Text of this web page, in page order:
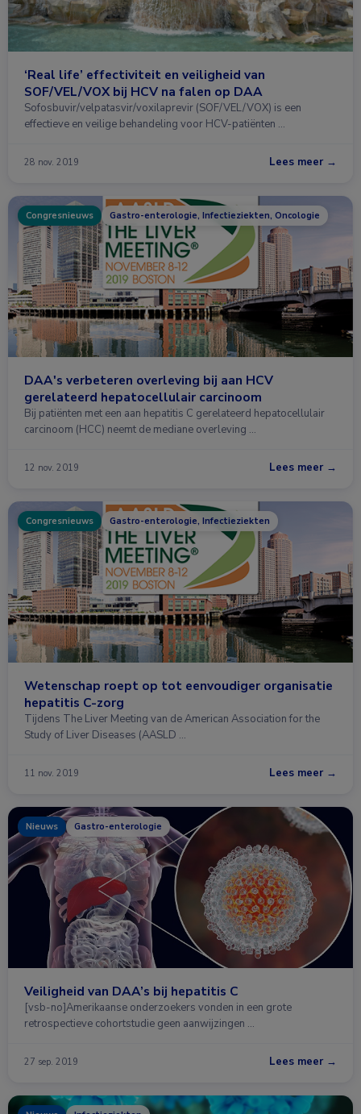
‘Real life’ effectiviteit en veiligheid van
SOF/VEL/VOX bij HCV na falen op DAA
Sofosbuvir/velpatasvir/voxilaprevir (SOF/VEL/VOX) is een
effectieve en veilige behandeling voor HCV-patiënten …
28 nov. 2019 Lees meer →
Congresnieuws Gastro-enterologie, Infectieziekten, Oncologie
DAA's verbeteren overleving bij aan HCV
gerelateerd hepatocellulair carcinoom
Bij patiënten met een aan hepatitis C gerelateerd hepatocellulair
carcinoom (HCC) neemt de mediane overleving …
12 nov. 2019 Lees meer →
Congresnieuws Gastro-enterologie, Infectieziekten
Wetenschap roept op tot eenvoudiger organisatie
hepatitis C-zorg
Tijdens The Liver Meeting van de American Association for the
Study of Liver Diseases (AASLD …
11 nov. 2019 Lees meer →
Nieuws Gastro-enterologie
Veiligheid van DAA’s bij hepatitis C
[vsb-no]Amerikaanse onderzoekers vonden in een grote
retrospectieve cohortstudie geen aanwijzingen …
27 sep. 2019 Lees meer →